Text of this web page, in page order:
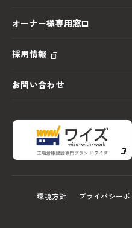
オーナー様専用窓口
採用情報
お問い合わせ
環境方針 プライバシー